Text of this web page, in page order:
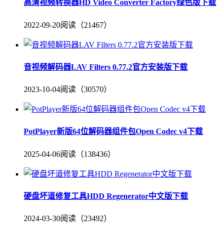
高清视频转换器HD Video Converter Factory绿色版下载
2022-09-20阅读（21467）
音视频解码器LAV Filters 0.77.2官方安装版下载
2023-10-04阅读（30570）
PotPlayer新版64位解码器组件包Open Codec v4下载
2025-04-06阅读（138436）
硬盘坏道修复工具HDD Regenerator中文版下载
2024-03-30阅读（23492）